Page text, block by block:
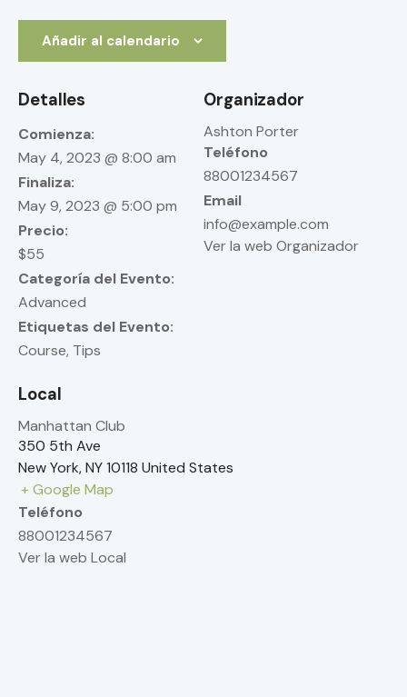
Añadir al calendario
Detalles
Comienza:
May 4, 2023 @ 8:00 am
Finaliza:
May 9, 2023 @ 5:00 pm
Precio:
$55
Categoría del Evento:
Advanced
Etiquetas del Evento:
Course, Tips
Organizador
Ashton Porter
Teléfono
88001234567
Email
info@example.com
Ver la web Organizador
Local
Manhattan Club
350 5th Ave
New York,NY10118 United States
+ Google Map
Teléfono
88001234567
Ver la web Local